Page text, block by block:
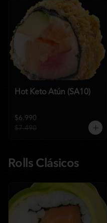
Hot Keto Atún (SA10)
$6.990
$7.490
Rolls Clásicos